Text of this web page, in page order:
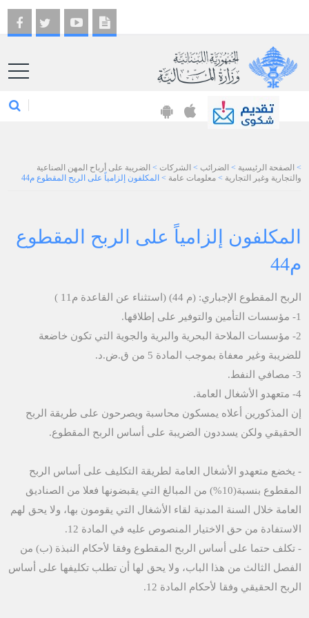
EN
> الصفحة الرئيسية > الضرائب > الشركات > الضريبة على أرباح المهن الصناعية
والتجارية وغير التجارية >معلومات عامة > المكلفون إلزامياً على الربح المقطوع م44
المكلفون إلزامياً على الربح المق​طوع
م44
الربح المقطوع الإجباري: (م 44) (استثناء عن القاعدة م11 )
1- مؤسسات التأمين والتوفير على إطلاقها.
2- مؤسسات الملاحة البحرية والبرية والجوية التي تكون خاضعة
للضريبة وغير معفاة بموجب المادة 5 من ق.ض.د.
3- مصافي النفط.
4- متعهدو الأشغال العامة.
إن المذكورين أعلاه يمسكون محاسبة ويصرحون على طريقة الربح
الحقيقي ولكن يسددون الضريبة على أساس الربح المقطوع.
- يخضع متعهدو الأشغال العامة لطريقة التكليف على أساس الربح
المقطوع بنسبة(10%) من المبالغ التي يقبضونها فعلا من الصناديق
العامة خلال السنة المدنية لقاء الأشغال التي يقومون بها، ولا يحق لهم
الاستفادة من حق الاختيار المنصوص عليه في المادة 12.
- تكلف حتما على أساس الربح المقطوع وفقا لأحكام النبذة (ب) من
الفصل الثالث من هذا الباب، ولا يحق لها أن تطلب تكليفها على أساس
الربح الحقيقي وفقا لأحكام المادة 12.